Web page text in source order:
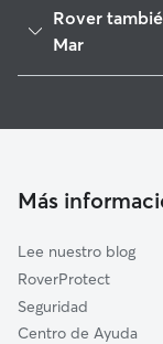
Sant Iscle de
Sant Cebrià de
Vallgorguina
Calella
Mataró
Rover
Mar
Cuidadores a
Más
Lee nuestro blog
RoverProtect
Seguridad
Centro de Ayuda